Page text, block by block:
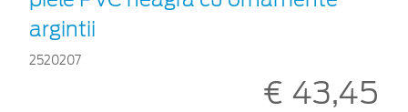
argintii
2520207
€ 43,45